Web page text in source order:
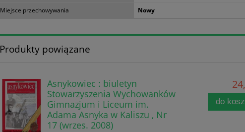
Miejsce przechowywania
Nowy
Produkty powiązane
Asnykowiec : biuletyn
Stowarzyszenia Wychowanków
Gimnazjum i Liceum im.
Adama Asnyka w Kaliszu , Nr
17 (wrzes. 2008)
do